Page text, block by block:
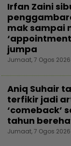
Irfan Zaini
mak sampai
jumpa
Jumaat, 7 Ogos 2026
Aniq Suhair
terfikir jadi
‘comeback’
tahun
Jumaat, 7 Ogos 2026